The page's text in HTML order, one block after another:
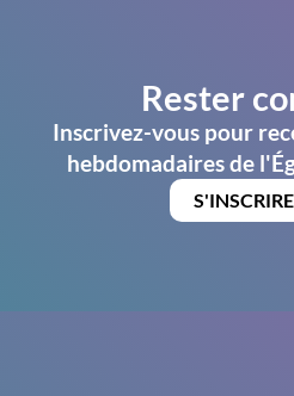
Rester
Inscrivez-vous pour
hebdomadaires de